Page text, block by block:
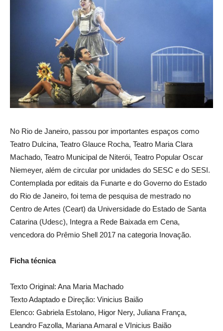
No Rio de Janeiro, passou por importantes espaços como
Teatro Dulcina, Teatro Glauce Rocha, Teatro Maria Clara
Machado, Teatro Municipal de Niterói, Teatro Popular Oscar
Niemeyer, além de circular por unidades do SESC e do SESI.
Contemplada por editais da Funarte e do Governo do Estado
do Rio de Janeiro, foi tema de pesquisa de mestrado no
Centro de Artes (Ceart) da Universidade do Estado de Santa
Catarina (Udesc), Integra a Rede Baixada em Cena,
vencedora do Prêmio Shell 2017 na categoria Inovação.
Ficha técnica
Texto Original: Ana Maria Machado
Texto Adaptado e Direção: Vinicius Baião
Elenco: Gabriela Estolano, Higor Nery, Juliana França,
Leandro Fazolla, Mariana Amaral e VInicius Baião